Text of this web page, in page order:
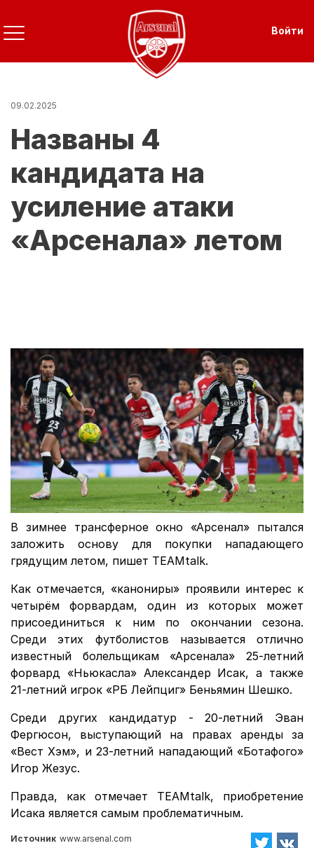
Перейти
к
основному
содержанию
Войти
09.02.2025
Названы 4
кандидата на
усиление атаки
«Арсенала» летом
В зимнее трансферное окно «Арсенал» пытался
заложить основу для покупки нападающего
грядущим летом, пишет TEAMtalk.
Как отмечается, «канониры» проявили интерес к
четырём форвардам, один из которых может
присоединиться к ним по окончании сезона.
Среди этих футболистов называется отлично
известный болельщикам «Арсенала» 25-летний
форвард «Ньюкасла» Александер Исак, а также
21-летний игрок «РБ Лейпциг» Беньямин Шешко.
Среди других кандидатур - 20-летний Эван
Фергюсон, выступающий на правах аренды за
«Вест Хэм», и 23-летний нападающий «Ботафого»
Игор Жезус.
Правда, как отмечает TEAMtalk, приобретение
Исака является самым проблематичным.
Источник www.arsenal.com